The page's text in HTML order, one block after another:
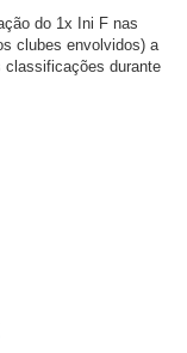
do 1x Ini F nas
clubes envolvidos) a
durante